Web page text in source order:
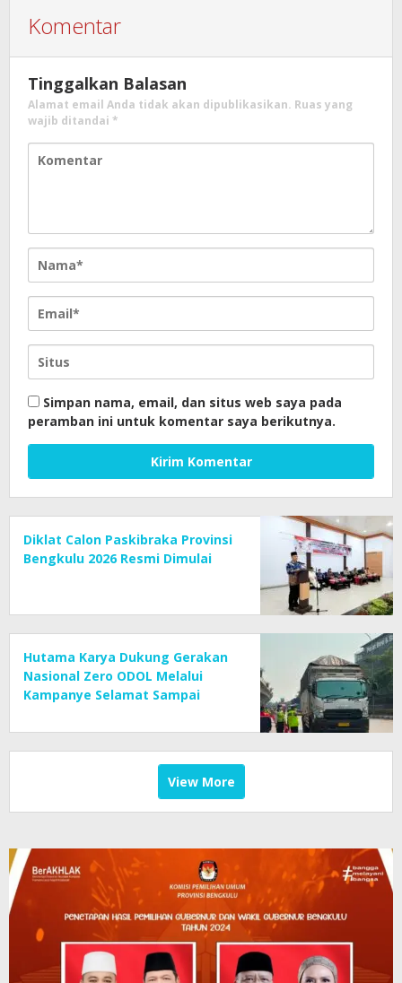
Komentar
Tinggalkan Balasan
Alamat email Anda tidak akan dipublikasikan. Ruas yang
wajib ditandai *
Simpan nama, email, dan situs web saya pada
peramban ini untuk komentar saya berikutnya.
Diklat Calon Paskibraka Provinsi
Bengkulu 2026 Resmi Dimulai
Hutama Karya Dukung Gerakan
Nasional Zero ODOL Melalui
Kampanye Selamat Sampai
View More